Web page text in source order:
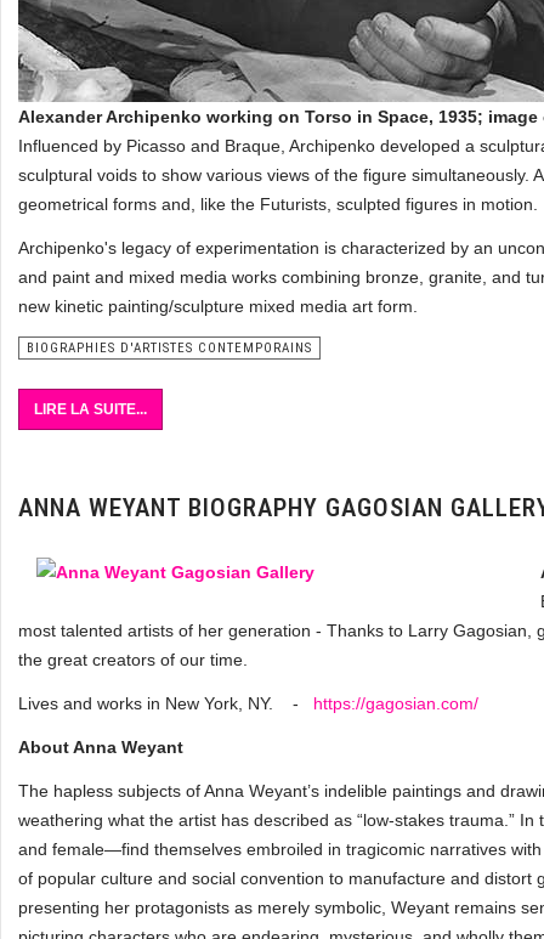
Alexander Archipenko working on Torso in Space, 1935;
Influenced by Picasso and Braque, Archipenko developed a
sculptural voids to show various views of the figure simultaneously.
geometrical forms and, like the Futurists, sculpted figures in motion.
Archipenko's legacy of experimentation is characterized by an
and paint and mixed media works combining bronze, granite, and
new kinetic painting/sculpture mixed media art form.
BIOGRAPHIES D'ARTISTES CONTEMPORAINS
LIRE LA SUITE...
ANNA WEYANT BIOGRAPHY GAGOSIAN
most talented artists of her generation - Thanks to Larry
the great creators of our time.
Lives and works in New York, NY. - https://gagosian.com/
About Anna Weyant
The hapless subjects of Anna Weyant’s indelible paintings and
weathering what the artist has described as “low-stakes trauma.”
and female—find themselves embroiled in tragicomic narratives
of popular culture and social convention to manufacture and
presenting her protagonists as merely symbolic, Weyant remains